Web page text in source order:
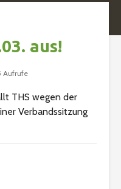
aus!
Aufrufe
THS wegen der
Verbandssitzung